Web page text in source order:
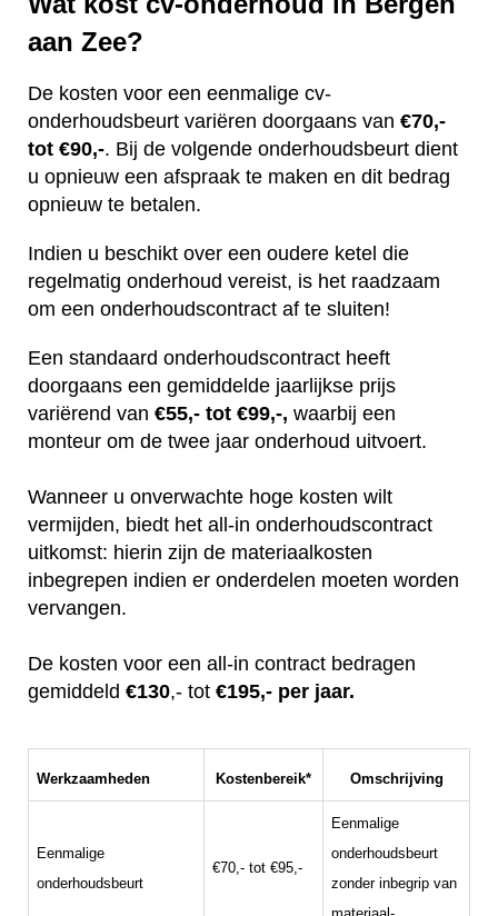
aan Zee?
De kosten voor een eenmalige cv-
onderhoudsbeurt variëren doorgaans van €70,-
tot €90,-. Bij de volgende onderhoudsbeurt dient
u opnieuw een afspraak te maken en dit bedrag
opnieuw te betalen.
Indien u beschikt over een oudere ketel die
regelmatig onderhoud vereist, is het raadzaam
om een onderhoudscontract af te sluiten!
Een standaard onderhoudscontract heeft
doorgaans een gemiddelde jaarlijkse prijs
variërend van €55,- tot €99,-, waarbij een
monteur om de twee jaar onderhoud uitvoert.
Wanneer u onverwachte hoge kosten wilt
vermijden, biedt het all-in onderhoudscontract
uitkomst: hierin zijn de materiaalkosten
inbegrepen indien er onderdelen moeten worden
vervangen.
De kosten voor een all-in contract bedragen
gemiddeld €130,- tot €195,- per jaar.
Werkzaamheden Kostenbereik* Omschrijving
Eenmalige
onderhoudsbeurt
€70,- tot €95,-
Eenmalige
onderhoudsbeurt
zonder inbegrip van